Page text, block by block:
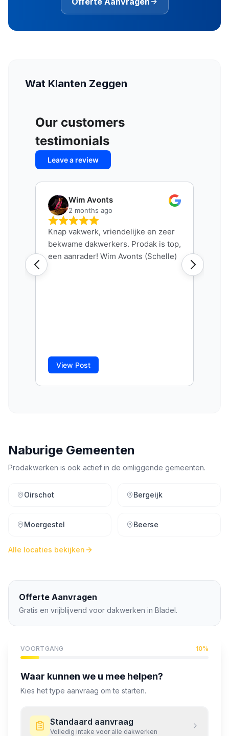
Wat Klanten Zeggen
Naburige Gemeenten
Prodakwerken is ook actief in de omliggende gemeenten.
Oirschot Bergeijk
Moergestel Beerse
Alle locaties bekijken
Offerte Aanvragen
Gratis en vrijblijvend voor dakwerken in Bladel.
VOORTGANG 10%
Waar kunnen we u mee helpen?
Kies het type aanvraag om te starten.
Standaard aanvraag
Volledig intake voor alle dakwerken